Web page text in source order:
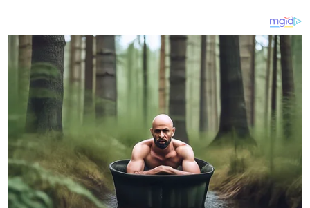
ट
I
2
0
2
6
क्रा